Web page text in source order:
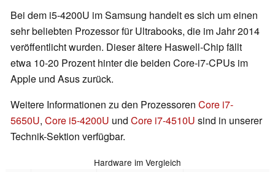
Bei dem i5-4200U im Samsung handelt es sich um einen
sehr beliebten Prozessor für Ultrabooks, die im Jahr 2014
veröffentlicht wurden. Dieser ältere Haswell-Chip fällt
etwa 10-20 Prozent hinter die beiden Core-i7-CPUs im
Apple und Asus zurück.
Weitere Informationen zu den Prozessoren Core i7-
5650U, Core i5-4200U und Core i7-4510U sind in unserer
Technik-Sektion verfügbar.
Hardware im Vergleich